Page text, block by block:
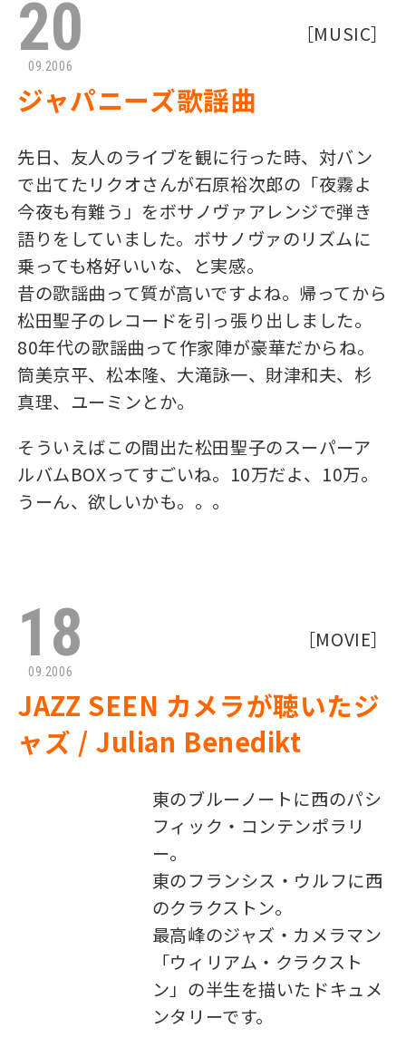
20
09.2006
［MUSIC］
ジャパニーズ歌謡曲
先日、友人のライブを観に行った時、対バン
で出てたリクオさんが石原裕次郎の「夜霧よ
今夜も有難う」をボサノヴァアレンジで弾き
語りをしていました。ボサノヴァのリズムに
乗っても格好いいな、と実感。
昔の歌謡曲って質が高いですよね。帰ってから
松田聖子のレコードを引っ張り出しました。
80年代の歌謡曲って作家陣が豪華だからね。
筒美京平、松本隆、大滝詠一、財津和夫、杉
真理、ユーミンとか。
そういえばこの間出た松田聖子のスーパーア
ルバムBOXってすごいね。10万だよ、10万。
うーん、欲しいかも。。。
18
09.2006
［MOVIE］
JAZZ SEEN カメラが聴いたジ
ャズ / Julian Benedikt
東のブルーノートに西のパシ
フィック・コンテンポラリ
ー。
東のフランシス・ウルフに西
のクラクストン。
最高峰のジャズ・カメラマン
「ウィリアム・クラクスト
ン」の半生を描いたドキュメ
ンタリーです。